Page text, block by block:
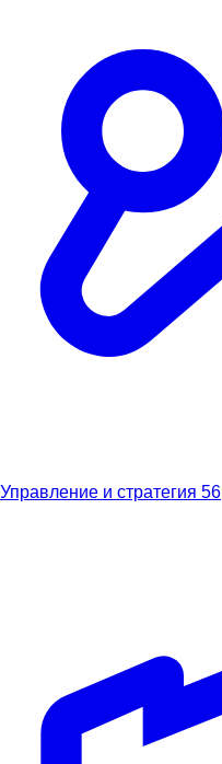
Управление и стратегия 56